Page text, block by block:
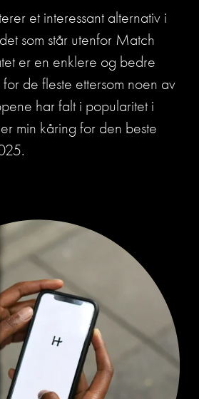
et interessant alternativ i
som står utenfor Match
er en enklere og bedre
de fleste ettersom noen av
har falt i popularitet i
min kåring for den beste